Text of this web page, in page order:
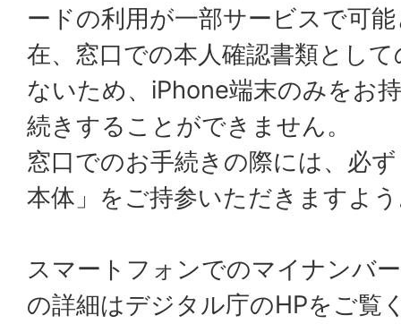
ードの利用が一部サービスで可
在、窓口での本人確認書類とし
ないため、iPhone端末のみをお
続きすることができません。
窓口でのお手続きの際には、必
本体」をご持参いただきますよ
スマートフォンでのマイナンバ
の詳細はデジタル庁のHPをご覧